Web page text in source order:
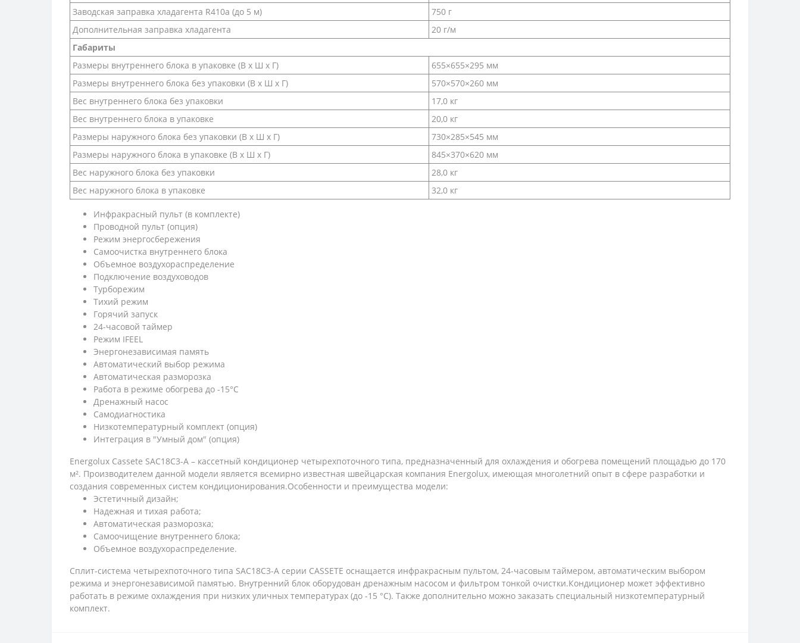
Заводская заправка хладагента R410a (до 5 м)
750 г
Дополнительная заправка хладагента
20 г/м
Габариты
Размеры внутреннего блока в упаковке (В х Ш х Г)
655×655×295 мм
Размеры внутреннего блока без упаковки (В х Ш х Г)
570×570×260 мм
Вес внутреннего блока без упаковки
17,0 кг
Вес внутреннего блока в упаковке
20,0 кг
Размеры наружного блока без упаковки (В х Ш х Г)
730×285×545 мм
Размеры наружного блока в упаковке (В х Ш х Г)
845×370×620 мм
Вес наружного блока без упаковки
28,0 кг
Вес наружного блока в упаковке
32,0 кг
Инфракрасный пульт (в комплекте)
Проводной пульт (опция)
Режим энергосбережения
Самоочистка внутреннего блока
Объемное воздухораспределение
Подключение воздуховодов
Турборежим
Тихий режим
Горячий запуск
24-часовой таймер
Режим IFEEL
Энергонезависимая память
Автоматический выбор режима
Автоматическая разморозка
Работа в режиме обогрева до -15°C
Дренажный насос
Самодиагностика
Низкотемпературный комплект (опция)
Интеграция в "Умный дом" (опция)
Energolux Cassete SAC18C3-A – кассетный кондиционер четырехпоточного типа, предназначенный для охлаждения и обогрева помещений площадью до 170
м². Производителем данной модели является всемирно известная швейцарская компания Energolux, имеющая многолетний опыт в сфере разработки и
создания современных систем кондиционирования.Особенности и преимущества модели:
Эстетичный дизайн;
Надежная и тихая работа;
Автоматическая разморозка;
Самоочищение внутреннего блока;
Объемное воздухораспределение.
Сплит-система четырехпоточного типа SAC18C3-A серии CASSETE оснащается инфракрасным пультом, 24-часовым таймером, автоматическим выбором
режима и энергонезависимой памятью. Внутренний блок оборудован дренажным насосом и фильтром тонкой очистки.Кондиционер может эффективно
работать в режиме охлаждения при низких уличных температурах (до -15 °С). Также дополнительно можно заказать специальный низкотемпературный
комплект.